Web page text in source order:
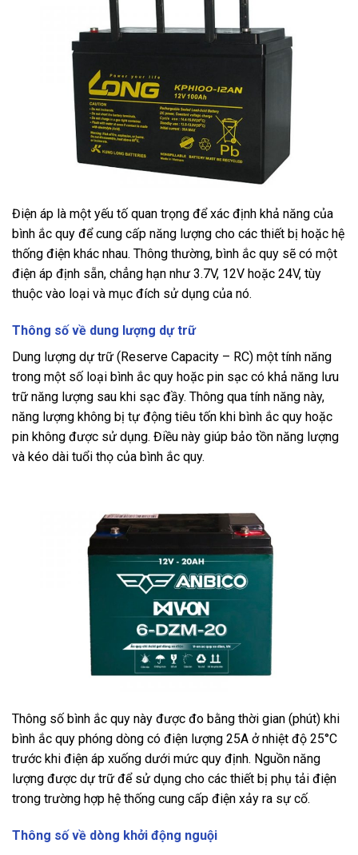
Điện áp là một yếu tố quan trọng để xác định khả năng của
bình ắc quy để cung cấp năng lượng cho các thiết bị hoặc hệ
thống điện khác nhau. Thông thường, bình ắc quy sẽ có một
điện áp định sẵn, chẳng hạn như 3.7V, 12V hoặc 24V, tùy
thuộc vào loại và mục đích sử dụng của nó.
Thông số về dung lượng dự trữ
Dung lượng dự trữ (Reserve Capacity – RC) một tính năng
trong một số loại bình ắc quy hoặc pin sạc có khả năng lưu
trữ năng lượng sau khi sạc đầy. Thông qua tính năng này,
năng lượng không bị tự động tiêu tốn khi bình ắc quy hoặc
pin không được sử dụng. Điều này giúp bảo tồn năng lượng
và kéo dài tuổi thọ của bình ắc quy.
Thông số bình ắc quy này được đo bằng thời gian (phút) khi
bình ắc quy phóng dòng có điện lượng 25A ở nhiệt độ 25°C
trước khi điện áp xuống dưới mức quy định. Nguồn năng
lượng được dự trữ để sử dụng cho các thiết bị phụ tải điện
trong trường hợp hệ thống cung cấp điện xảy ra sự cố.
Thông số về dòng khởi động nguội